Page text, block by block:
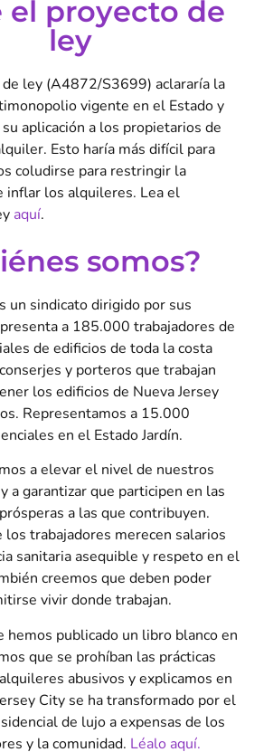
el proyecto de
ley
ley (A4872/S3699) aclararía la
vigente en el Estado y
aplicación a los propietarios de
Esto haría más difícil para
coludirse para restringir la
inflar los alquileres. Lea el
aquí.
somos?
un sindicato dirigido por sus
a 185.000 trabajadores de
de edificios de toda la costa
y porteros que trabajan
los edificios de Nueva Jersey
Representamos a 15.000
en el Estado Jardín.
a elevar el nivel de nuestros
a garantizar que participen en las
a las que contribuyen.
los trabajadores merecen salarios
sanitaria asequible y respeto en el
creemos que deben poder
vivir donde trabajan.
hemos publicado un libro blanco en
que se prohíban las prácticas
abusivos y explicamos en
City se ha transformado por el
de lujo a expensas de los
y la comunidad. Léalo aquí.